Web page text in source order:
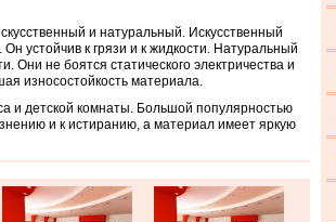
и натуральный. Искусственный
устойчив к грязи и к жидкости. Натуральный
Они не боятся статического электричества и
износостойкость материала.
и детской комнаты. Большой популярностью
и к истиранию, а материал имеет яркую